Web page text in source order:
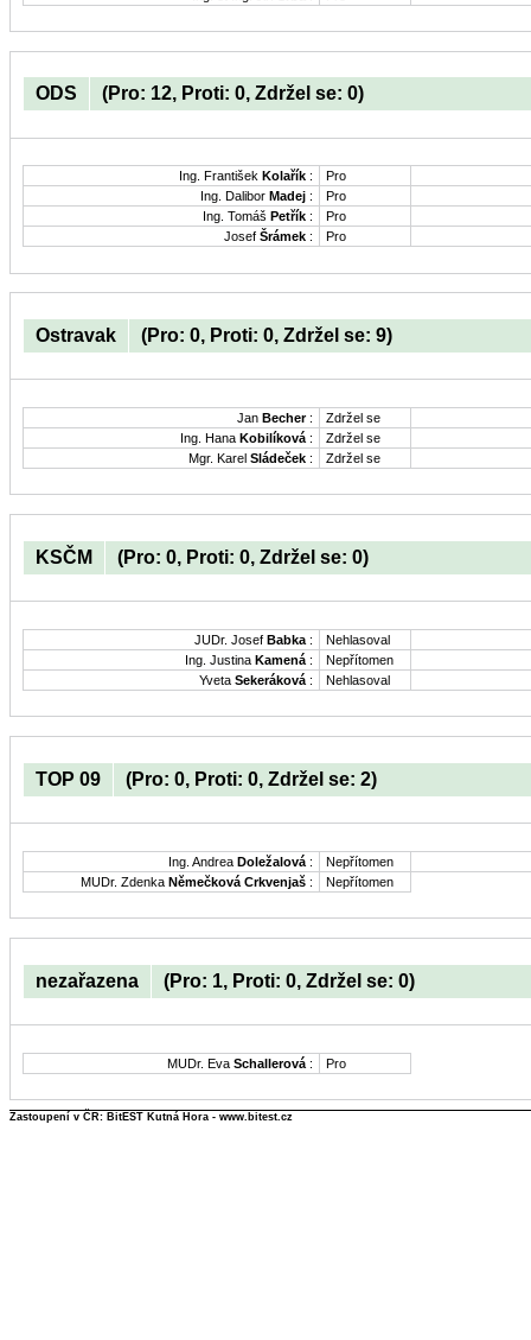
ODS (Pro: 12, Proti: 0, Zdržel se: 0)
Ing. František Kolařík :
Pro
Ing. Dalibor Madej :
Pro
Ing. Tomáš Petřík :
Pro
Josef Šrámek : Pro
Ostravak (Pro: 0, Proti: 0, Zdržel se: 9)
Jan Becher:
Zdržel se
Ing. Hana Kobilíková :
Zdržel se
Mgr. Karel Sládeček : Zdržel se
KSČM (Pro: 0, Proti: 0, Zdržel se: 0)
JUDr. Josef Babka :
Nehlasoval
Ing. Justina Kamená :
Nepřítomen
Yveta Sekeráková : Nehlasoval
TOP 09 (Pro: 0, Proti: 0, Zdržel se: 2)
Ing. Andrea Doležalová :
Nepřítomen
MUDr. Zdenka Němečková Crkvenjaš : Nepřítomen
nezařazena (Pro: 1, Proti: 0, Zdržel se: 0)
MUDr. Eva Schallerová : Pro
Zastoupení v ČR: BitEST Kutná Hora - www.bitest.cz